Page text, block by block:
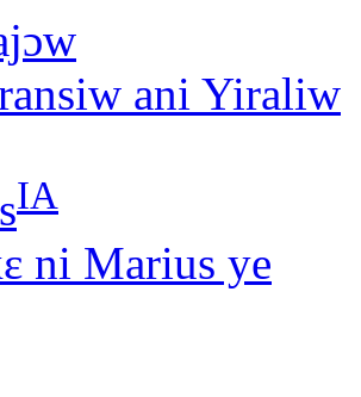
ani Yiraliw
IA
ni Marius ye